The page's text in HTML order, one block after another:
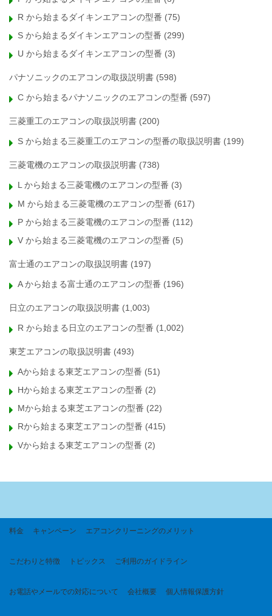
R から始まるダイキンエアコンの型番 (75)
S から始まるダイキンエアコンの型番 (299)
U から始まるダイキンエアコンの型番 (3)
パナソニックのエアコンの取扱説明書 (598)
C から始まるパナソニックのエアコンの型番 (597)
三菱重工のエアコンの取扱説明書 (200)
S から始まる三菱重工のエアコンの型番の取扱説明書 (199)
三菱電機のエアコンの取扱説明書 (738)
L から始まる三菱電機のエアコンの型番 (3)
M から始まる三菱電機のエアコンの型番 (617)
P から始まる三菱電機のエアコンの型番 (112)
V から始まる三菱電機のエアコンの型番 (5)
富士通のエアコンの取扱説明書 (197)
A から始まる富士通のエアコンの型番 (196)
日立のエアコンの取扱説明書 (1,003)
R から始まる日立のエアコンの型番 (1,002)
東芝エアコンの取扱説明書 (493)
Aから始まる東芝エアコンの型番 (51)
Hから始まる東芝エアコンの型番 (2)
Mから始まる東芝エアコンの型番 (22)
Rから始まる東芝エアコンの型番 (415)
Vから始まる東芝エアコンの型番 (2)
料金 キャンペーン エアコンクリーニングのメリット
こだわりと特徴 トピックス ご利用のガイドライン
お電話やメールでの対応について 会社概要 個人情報保護方針